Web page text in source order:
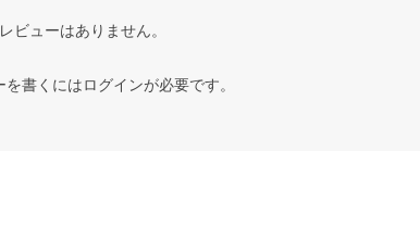
レビューはありません。
書くにはログインが必要です。